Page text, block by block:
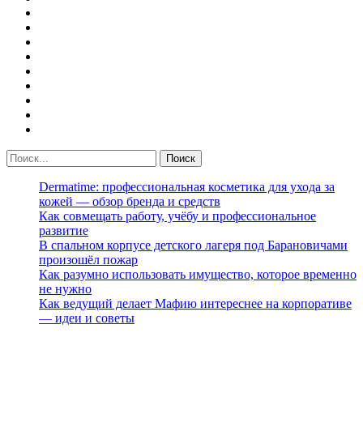
Dermatime: профессиональная косметика для ухода за
кожей — обзор бренда и средств
Как совмещать работу, учёбу и профессиональное
развитие
В спальном корпусе детского лагеря под Барановичами
произошёл пожар
Как разумно использовать имущество, которое временно
не нужно
Как ведущий делает Мафию интереснее на корпоративе
— идеи и советы